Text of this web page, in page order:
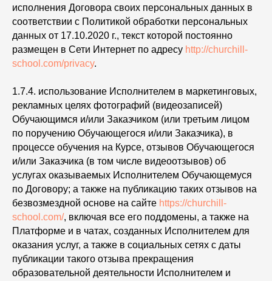
исполнения Договора своих персональных данных в
соответствии с Политикой обработки персональных
данных от 17.10.2020 г., текст которой постоянно
размещен в Сети Интернет по адресу http://churchill-
school.com/privacy.
1.7.4. использование Исполнителем в маркетинговых,
рекламных целях фотографий (видеозаписей)
Обучающимся и/или Заказчиком (или третьим лицом
по поручению Обучающегося и/или Заказчика), в
процессе обучения на Курсе, отзывов Обучающегося
и/или Заказчика (в том числе видеоотзывов) об
услугах оказываемых Исполнителем Обучающемуся
по Договору; а также на публикацию таких отзывов на
безвозмездной основе на сайте https://churchill-
school.com/, включая все его поддомены, а также на
Платформе и в чатах, созданных Исполнителем для
оказания услуг, а также в социальных сетях с даты
публикации такого отзыва прекращения
образовательной деятельности Исполнителем и